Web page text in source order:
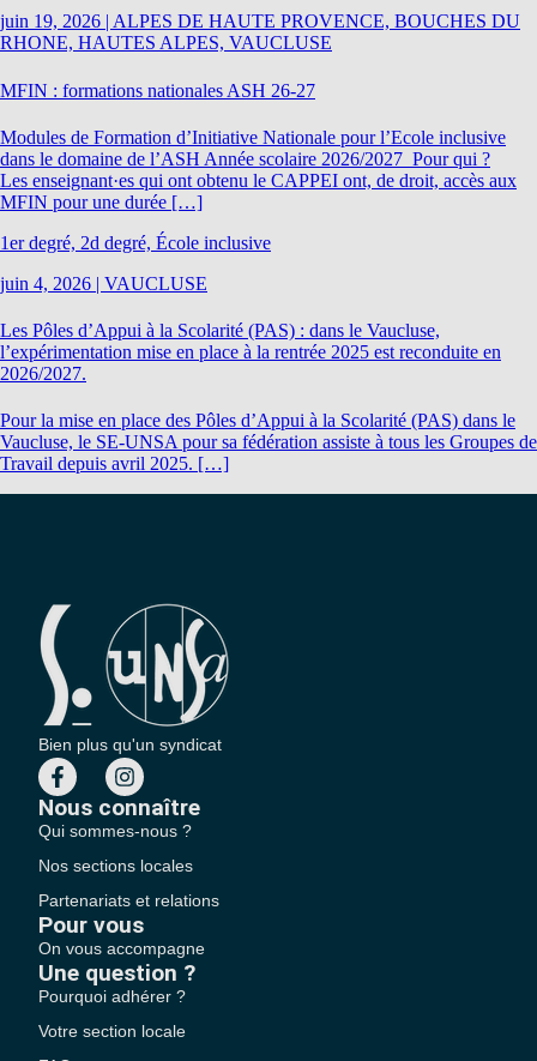
juin 19, 2026 | ALPES DE HAUTE PROVENCE, BOUCHES DU
RHONE, HAUTES ALPES, VAUCLUSE
MFIN : formations nationales ASH 26-27
Modules de Formation d’Initiative Nationale pour l’Ecole inclusive
dans le domaine de l’ASH Année scolaire 2026/2027 Pour qui ?
Les enseignant·es qui ont obtenu le CAPPEI ont, de droit, accès aux
MFIN pour une durée […]
1er degré, 2d degré, École inclusive
juin 4, 2026 | VAUCLUSE
Les Pôles d’Appui à la Scolarité (PAS) : dans le Vaucluse,
l’expérimentation mise en place à la rentrée 2025 est reconduite en
2026/2027.
Pour la mise en place des Pôles d’Appui à la Scolarité (PAS) dans le
Vaucluse, le SE-UNSA pour sa fédération assiste à tous les Groupes de
Travail depuis avril 2025. […]
Bien plus qu'un syndicat
Nous connaître
Qui sommes-nous ?
Nos sections locales
Partenariats et relations
Pour vous
On vous accompagne
Une question ?
Pourquoi adhérer ?
Votre section locale